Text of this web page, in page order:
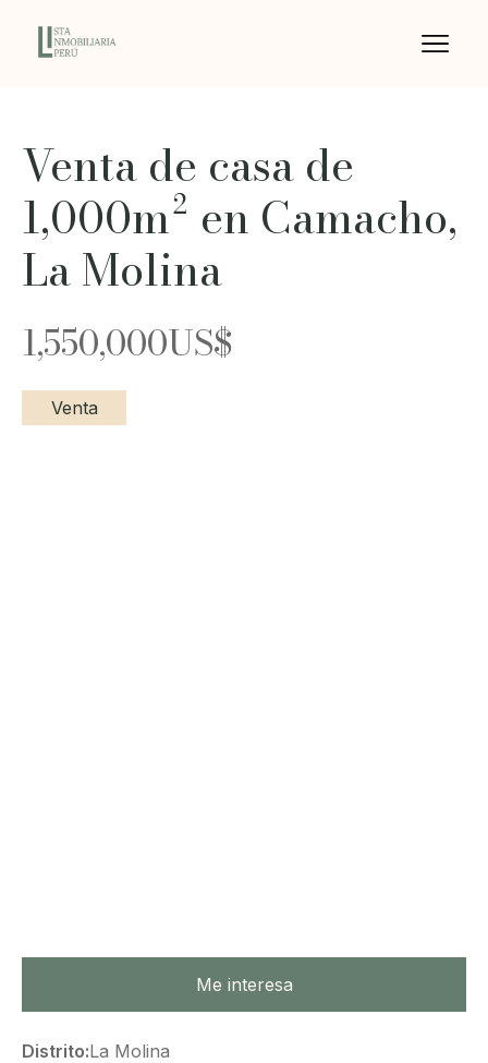
Venta de casa de
1,000m² en Camacho,
La Molina
1,550,000US$
Venta
Me interesa
Distrito:La Molina